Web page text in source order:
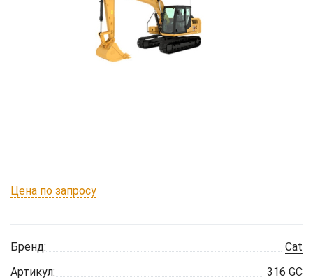
Цена по запросу
Бренд:
Cat
Артикул:
316 GC